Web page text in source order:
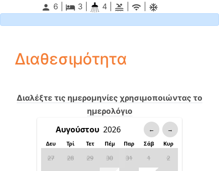
person 6 | local_hotel 3 4 | pool wifi ac_unitif
Διαθεσιμότητα
Διαλέξτε τις ημερομηνίες χρησιμοποιώντας το
ημερολόγιο
← →
Δευ Τρί Τετ Πέμ Παρ Σάβ Κυρ
27 28 29 30 31 1 2